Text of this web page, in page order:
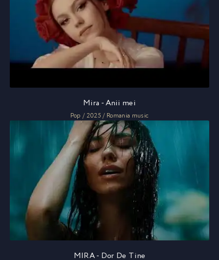
Mira - Anii mei
Pop / 2025 / Romania music
MIRA - Dor De Tine